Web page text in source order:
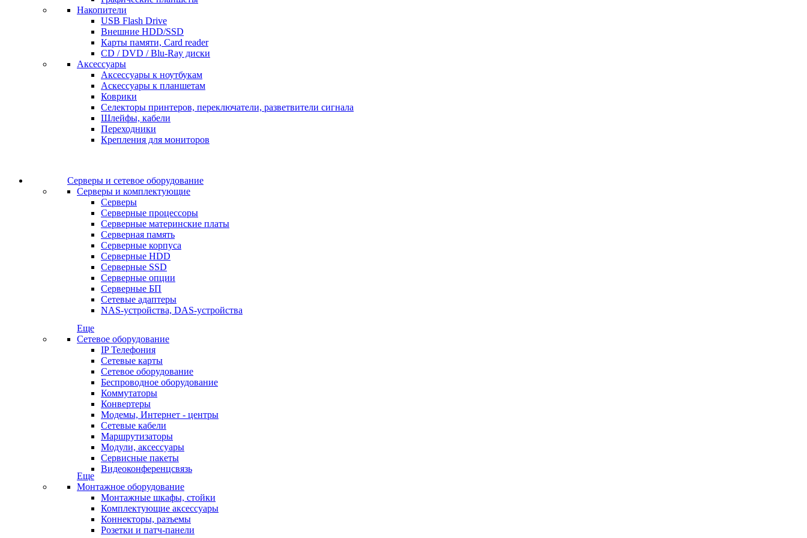
Накопители
USB Flash Drive
Внешние HDD/SSD
Карты памяти, Card reader
CD / DVD / Blu-Ray диски
Аксессуары
Аксессуары к ноутбукам
Аскессуары к планшетам
Коврики
Селекторы принтеров, переключатели, разветвители сигнала
Шлейфы, кабели
Переходники
Крепления для мониторов
Серверы и сетевое оборудование
Серверы и комплектующие
Серверы
Серверные процессоры
Серверные материнские платы
Серверная память
Серверные корпуса
Серверные HDD
Серверные SSD
Серверные опции
Серверные БП
Сетевые адаптеры
NAS-устройства, DAS-устройства
Еще
Сетевое оборудование
IP Телефония
Сетевые карты
Сетевое оборудование
Беспроводное оборудование
Коммутаторы
Конвертеры
Модемы, Интернет - центры
Сетевые кабели
Маршрутизаторы
Модули, аксессуары
Сервисные пакеты
Видеоконференцсвязь
Еще
Монтажное оборудование
Монтажные шкафы, стойки
Комплектующие аксессуары
Коннекторы, разъемы
Розетки и патч-панели